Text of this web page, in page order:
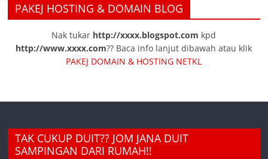
PAKEJ HOSTING & DOMAIN BLOG
Nak tukar http://xxxx.blogspot.com kpd
http://www.xxxx.com?? Baca info lanjut dibawah atau klik
PAKEJ DOMAIN & HOSTING NETKL
TAK CUKUP DUIT?? JOM JANA DUIT
SAMPINGAN DARI RUMAH!!